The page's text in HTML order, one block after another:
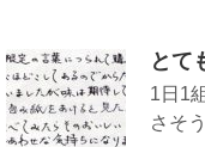
とて
1日1
さそ